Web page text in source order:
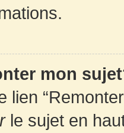
mon
lien
le sujet en